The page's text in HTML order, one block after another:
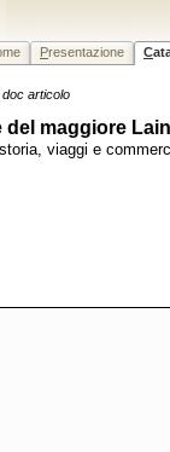
Presentazione C
doc articolo
del maggiore
viaggi e